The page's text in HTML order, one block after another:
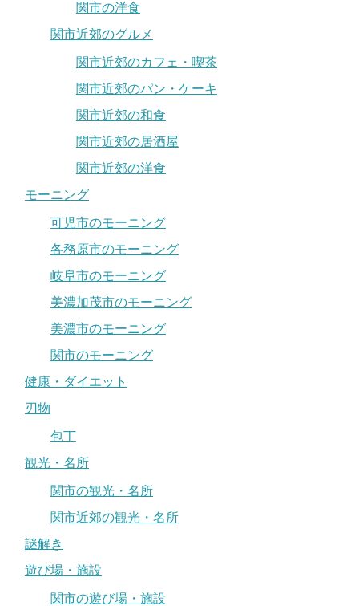
関市の洋食
関市近郊のグルメ
関市近郊のカフェ・喫茶
関市近郊のパン・ケーキ
関市近郊の和食
関市近郊の居酒屋
関市近郊の洋食
モーニング
可児市のモーニング
各務原市のモーニング
岐阜市のモーニング
美濃加茂市のモーニング
美濃市のモーニング
関市のモーニング
健康・ダイエット
刃物
包丁
観光・名所
関市の観光・名所
関市近郊の観光・名所
謎解き
遊び場・施設
関市の遊び場・施設